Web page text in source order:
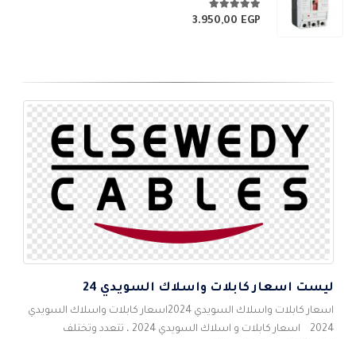
5.00 من 5
3.950,00 EGP
ليست اسعار كابلات واسلاك السويدي 24
اسعار كابلات واسلاك السويدي 2024اسعار كابلات واسلاك السويدي
2024 اسعار كابلات و اسلاك السويدي 2024 ، تتعدد وتختلف